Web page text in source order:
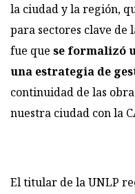
la ciudad y la región,
para sectores clave de
fue que se formalizó
una estrategia de
continuidad de las
nuestra ciudad con la
El titular de la UNLP